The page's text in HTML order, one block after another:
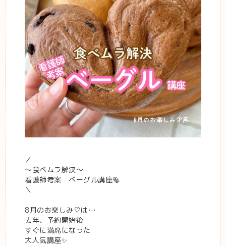
／
〜食べムラ解決〜
看護師考案 ベーグル講座🥯
＼
8月のお楽しみ♡は…
去年、予約開始後
すぐに満席になった
大人気講座✨